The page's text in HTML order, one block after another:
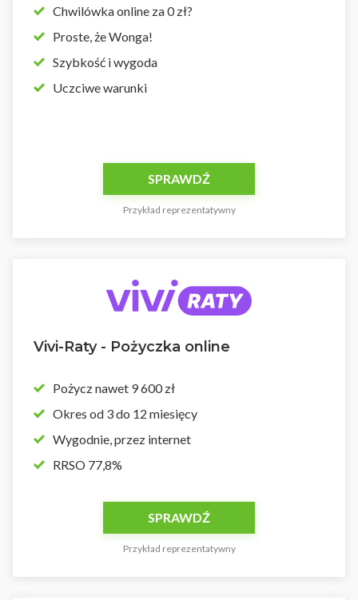
Chwilówka online za 0 zł?
Proste, że Wonga!
Szybkość i wygoda
Uczciwe warunki
SPRAWDŹ
Przykład reprezentatywny
Vivi-Raty - Pożyczka online
Pożycz nawet 9 600 zł
Okres od 3 do 12 miesięcy
Wygodnie, przez internet
RRSO 77,8%
SPRAWDŹ
Przykład reprezentatywny